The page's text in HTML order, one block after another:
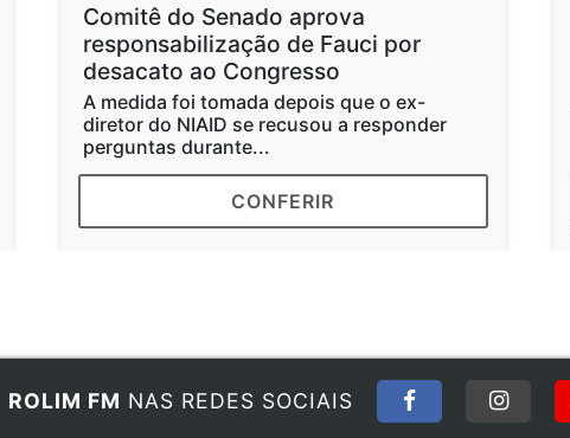
Comitê do Senado aprova
responsabilização de Fauci por
desacato ao Congresso
A medida foi tomada depois que o ex-
diretor do NIAID se recusou a responder
perguntas durante...
CONFERIR
ROLIM FM NAS REDES SOCIAIS